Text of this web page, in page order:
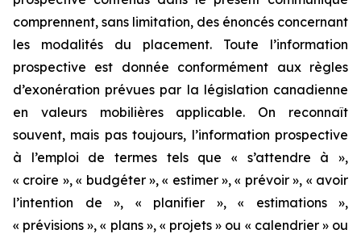
comprennent, sans limitation, des énoncés concernant
les modalités du placement. Toute l’information
prospective est donnée conformément aux règles
d’exonération prévues par la législation canadienne
en valeurs mobilières applicable. On reconnaît
souvent, mais pas toujours, l’information prospective
à l’emploi de termes tels que « s’attendre à »,
« croire », « budgéter », « estimer », « prévoir », « avoir
l’intention de », « planifier », « estimations »,
« prévisions », « plans », « projets » ou « calendrier » ou